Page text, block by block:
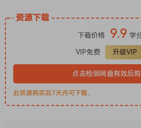
资源下载
下载价格 9.9 学
VIP免费 升级VIP
点击检测网盘有效后
此资源购买后7天内可下载。